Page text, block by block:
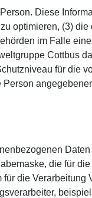
Diese
optimieren, (3)
im Falle
Cottbus
für die
die für
die Verarbeitung